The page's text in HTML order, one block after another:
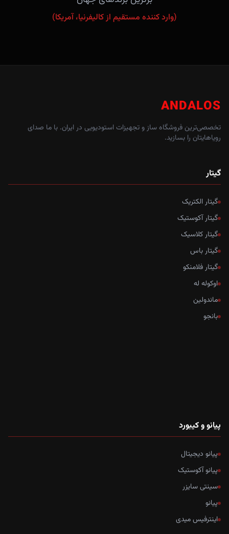
(وارد کننده مستقیم از کالیفرنیا، آمریکا)
ANDALOS
تخصصی‌ترین فروشگاه ساز و تجهیزات استودیویی در ایران. با ما صدای
رویاهایتان را بسازید.
گیتار
گیتار الکتریک
گیتار آکوستیک
گیتار کلاسیک
گیتار باس
گیتار فلامنکو
اوکوله له
ماندولین
بانجو
پیانو و کیبورد
پیانو دیجیتال
پیانو آکوستیک
سینتی سایزر
پیانو
اینترفیس میدی